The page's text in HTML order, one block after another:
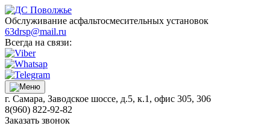
Обслуживание асфальтосмесительных установок
63drsp@mail.ru
Всегда на связи:
г. Самара, Заводское шоссе, д.5, к.1, офис 305, 306
8(960) 822-92-82
Заказать звонок